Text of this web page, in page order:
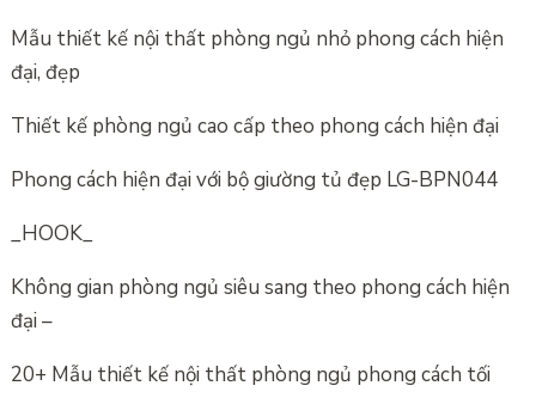
Mẫu thiết kế nội thất phòng ngủ nhỏ phong cách hiện
đại, đẹp
Thiết kế phòng ngủ cao cấp theo phong cách hiện đại
Phong cách hiện đại với bộ giường tủ đẹp LG-BPN044
_HOOK_
Không gian phòng ngủ siêu sang theo phong cách hiện
đại –
20+ Mẫu thiết kế nội thất phòng ngủ phong cách tối